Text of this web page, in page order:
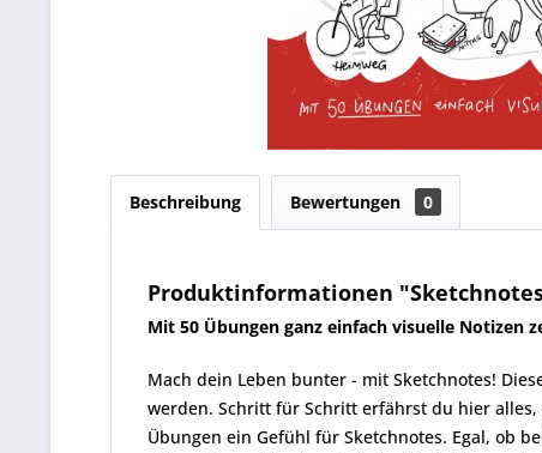
Beschreibung Bewertungen 0
Produktinformationen
Mit 50 Übungen ganz einfach visuelle Notizen
Mach dein Leben bunter - mit Sketchnotes!
werden. Schritt für Schritt erfährst du hier
Übungen ein Gefühl für Sketchnotes. Egal, ob